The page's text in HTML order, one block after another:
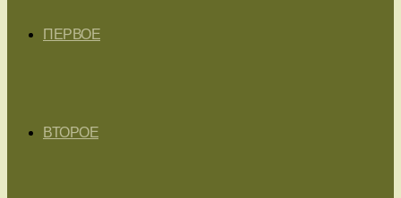
ПЕРВОЕ
ВТОРОЕ